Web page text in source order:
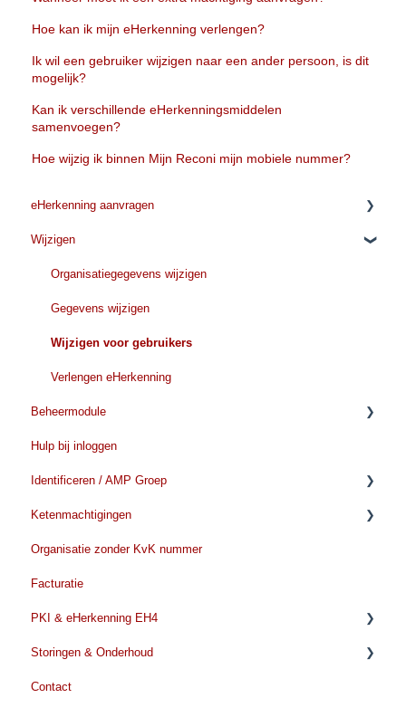
Hoe kan ik mijn eHerkenning verlengen?
Ik wil een gebruiker wijzigen naar een ander persoon, is dit
mogelijk?
Kan ik verschillende eHerkenningsmiddelen
samenvoegen?
Hoe wijzig ik binnen Mijn Reconi mijn mobiele nummer?
eHerkenning aanvragen
Voordat u met de aanvraag begint
Tijdens de aanvraag
Kosten
Verwerkingstijd
Wijzigen
Organisatiegegevens wijzigen
Gegevens wijzigen
Wijzigen voor gebruikers
Verlengen eHerkenning
Beheermodule
Aanvragen/toevoegen
Verwijderen/beeindigen
Verlengen
Hulp bij inloggen
Identificeren / AMP Groep
Voorbereiden Identificatie
Tijdens de identificatie
Na de identificatie
Ketenmachtigingen
Voordat u met de aanvraag begint
Ketenmachtiging aanvragen
Ketenmachtiging kosten
Ketenmachtiging verlengen
Beheer en wijzigingen
Organisatie zonder KvK nummer
Facturatie
PKI & eHerkenning EH4
EH4
PKI Algemene informatie
Storingen & Onderhoud
Storingen & Onderhoud
Contact